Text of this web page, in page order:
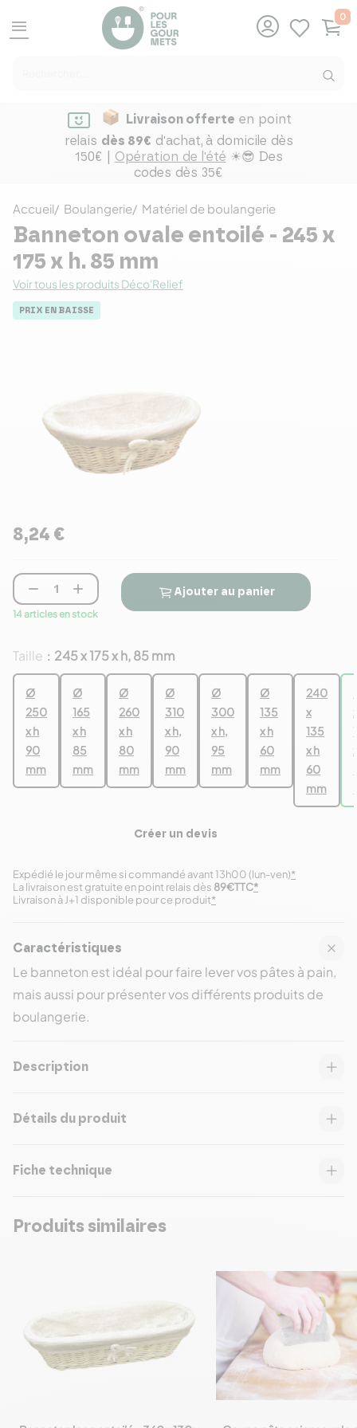
menu
0
Livraison offerte en point
relais dès 89€ d'achat, à domicile dès
150€ | Opération de l'été ☀😎 Des
codes dès 35€
Accueil Boulangerie Matériel de boulangerie
Banneton ovale entoilé - 245 x
175 x h. 85 mm
Voir tous les produits Déco'Relief
PRIX EN BAISSE
8,24 €
Taille : 245 x 175 x h, 85 mm
Ø
250
x h
90
mm
Ø
165
x h
85
mm
Ø
260
x h
80
mm
Ø
310
x h,
90
mm
Ø
300
x h,
95
mm
Ø
135
x h
60
mm
240
x
135
x h
60
mm
 
14 articles en stock
Ajouter au panier
Créer un devis
Expédié le jour même si commandé avant 13h00 (lun-ven)*
Livraison à J+1 disponible pour ce produit*
La livraison est gratuite en point relais dès 89€TTC*
Caractéristiques
Le banneton est idéal pour faire lever vos pâtes à pain,
mais aussi pour présenter vos différents produits de
boulangerie.
Description
Détails du produit
Fiche technique
Produits similaires